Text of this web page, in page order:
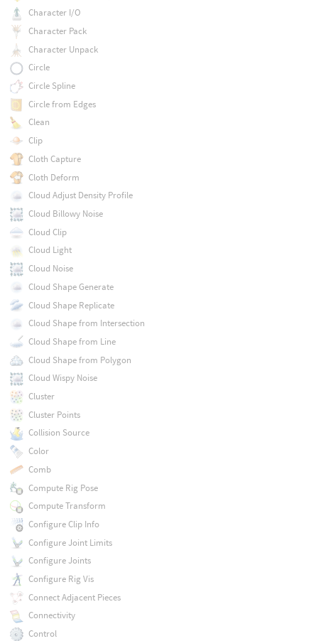
Character I/O
Character Pack
Character Unpack
Circle
Circle Spline
Circle from Edges
Clean
Clip
Cloth Capture
Cloth Deform
Cloud Adjust Density Profile
Cloud Billowy Noise
Cloud Clip
Cloud Light
Cloud Noise
Cloud Shape Generate
Cloud Shape Replicate
Cloud Shape from Intersection
Cloud Shape from Line
Cloud Shape from Polygon
Cloud Wispy Noise
Cluster
Cluster Points
Collision Source
Color
Comb
Compute Rig Pose
Compute Transform
Configure Clip Info
Configure Joint Limits
Configure Joints
Configure Rig Vis
Connect Adjacent Pieces
Connectivity
Control